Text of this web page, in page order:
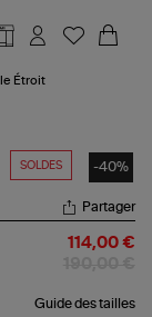
Étroit
SOLDES -40%
Partager
114,00 €
Guide des tailles